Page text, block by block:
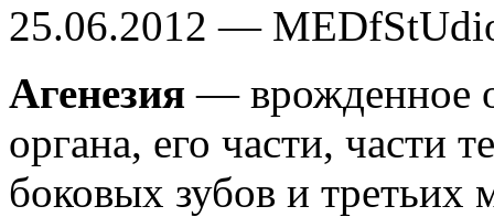
25.06.2012 —
Агенезия — врожденное
органа, его части, части
боковых зубов и третьих